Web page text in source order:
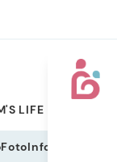
LIFE PILIHAN
FotoInfografis